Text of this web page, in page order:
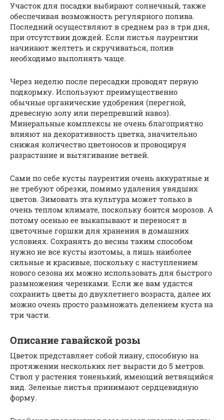
Участок для посадки выбирают солнечный, также
обеспечивая возможность регулярного полива.
Последний осуществляют в среднем раз в три дня,
при отсутствии дождей. Если листья лаурентии
начинают желтеть и скручиваться, полив
необходимо выполнять чаще.
Через неделю после пересадки проводят первую
подкормку. Используют преимущественно
обычные органические удобрения (перегной,
древесную золу или перепревший навоз).
Минеральные комплексы не очень благоприятно
влияют на декоративность цветка, значительно
снижая количество цветоносов и провоцируя
разрастание и вытягивание ветвей.
Сами по себе кусты лаурентии очень аккуратные и
не требуют обрезки, помимо удаления увядших
цветов. Зимовать эта культура может только в
очень теплом климате, поскольку боится морозов. А
потому осенью ее выкапывают и переносят в
цветочные горшки для хранения в домашних
условиях. Сохранять до весны таким способом
нужно не все кусты изотомы, а лишь наиболее
сильные и красивые, поскольку с наступлением
нового сезона их можно использовать для быстрого
размножения черенками. Если же вам удастся
сохранить цветы до двухлетнего возраста, далее их
можно очень просто размножать делением куста на
три части.
Описание гавайской розы
Цветок представляет собой лиану, способную на
протяжении нескольких лет вырасти до 5 метров.
Ствол у растения тоненький, имеющий ветвящийся
вид. Зеленые листья принимают сердцевидную
форму.